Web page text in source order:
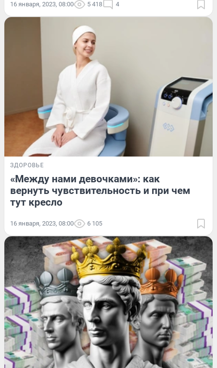
16 января, 2023, 08:00 5 418 4
ЗДОРОВЬЕ
«Между нами девочками»: как
вернуть чувствительность и при чем
тут кресло
16 января, 2023, 08:00 6 105